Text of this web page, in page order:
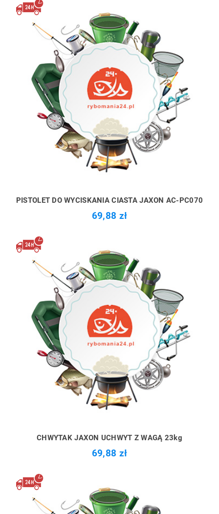
PISTOLET DO WYCISKANIA CIASTA JAXON AC-PC070
69,88 zł
CHWYTAK JAXON UCHWYT Z WAGĄ 23kg
69,88 zł